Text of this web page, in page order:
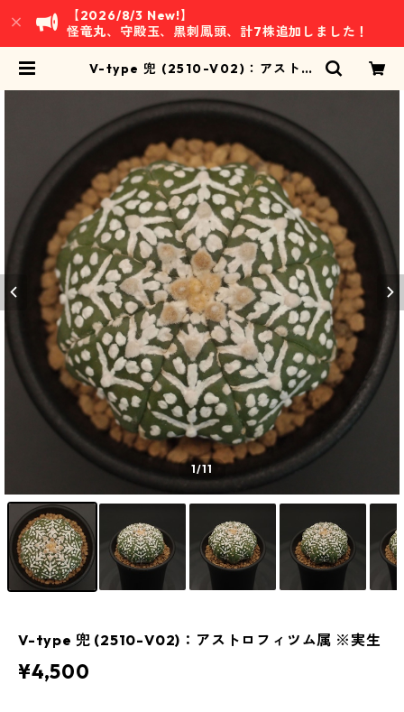
【2026/8/3 New!】
怪竜丸、守殿玉、黒刺鳳頭、計7株追加しました！
V-type 兜 (2510-V02)：アストロ
KU
1/11
V-type 兜 (2510-V02)：アストロフィツム属 ※実生
¥4,500